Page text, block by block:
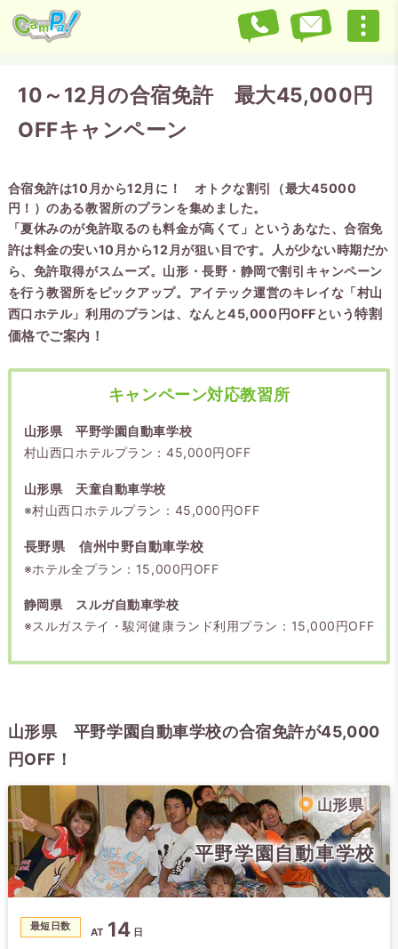
10～12月の合宿免許 最大45,000円
OFFキャンペーン
合宿免許は10月から12月に！ オトクな割引（最大45000
円！）のある教習所のプランを集めました。
「夏休みのが免許取るのも料金が高くて」というあなた、合宿免
許は料金の安い10月から12月が狙い目です。人が少ない時期だか
ら、免許取得がスムーズ。山形・長野・静岡で割引キャンペーン
を行う教習所をピックアップ。アイテック運営のキレイな「村山
西口ホテル」利用のプランは、なんと45,000円OFFという特割
価格でご案内！
キャンペーン対応教習所
山形県 平野学園自動車学校
村山西口ホテルプラン：45,000円OFF
山形県 天童自動車学校
※村山西口ホテルプラン：45,000円OFF
長野県 信州中野自動車学校
※ホテル全プラン：15,000円OFF
静岡県 スルガ自動車学校
※スルガステイ・駿河健康ランド利用プラン：15,000円OFF
山形県 平野学園自動車学校の合宿免許が45,000
円OFF！
山形県
平野学園自動車学校
最短日数 AT 14 日